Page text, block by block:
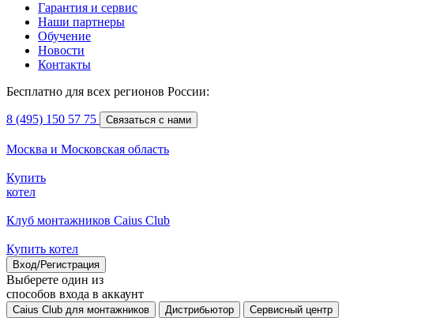
Гарантия и сервис
Наши партнеры
Обучение
Новости
Контакты
Бесплатно для всех регионов России:
8 (495) 150 57 75 Связаться с нами
Москва и Московская область
Купить
котел
Клуб монтажников Caius Club
Купить котел
Вход/Регистрация
Выберете один из
способов входа в аккаунт
Caius Club для монтажников Дистрибьютор Сервисный центр